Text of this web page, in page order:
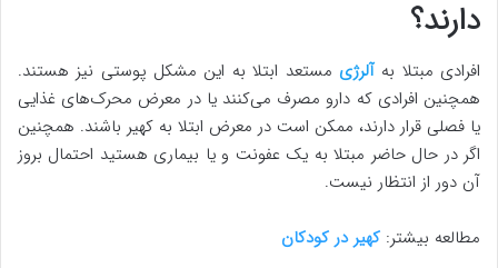
دارند؟
افرادی مبتلا بهآلرژی مستعد ابتلا به این مشکل پوستی نیز هستند.
همچنین افرادی که دارو مصرف می‌کنند یا در معرض محرک‌های غذایی
یا فصلی قرار دارند، ممکن است در معرض ابتلا به کهیر باشند. همچنین
اگر در حال حاضر مبتلا به یک عفونت و یا بیماری هستید احتمال بروز
آن دور از انتظار نیست.
مطالعه بیشتر: کهیر در کودکان